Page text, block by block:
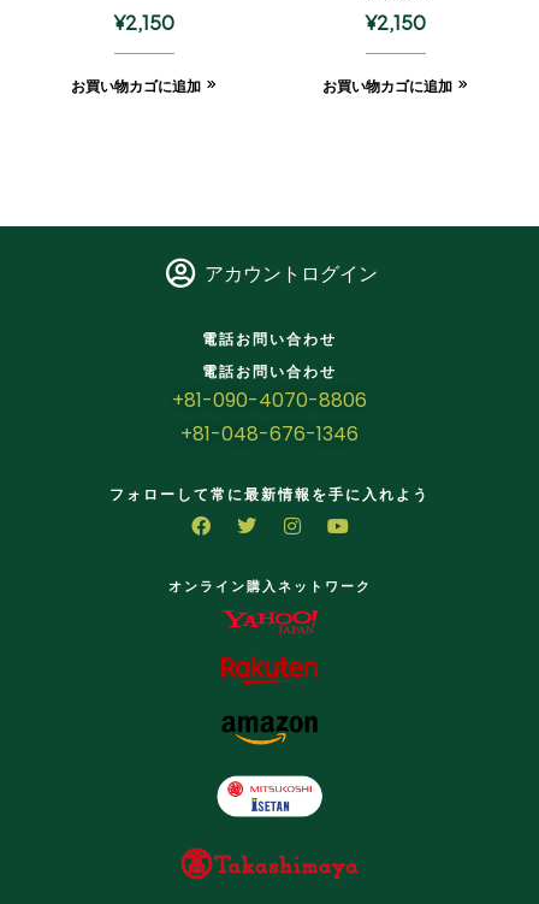
¥2,150
お買い物カゴに追加
¥2,150
お買い物カゴに追加
アカウントログイン
電話お問い合わせ
電話お問い合わせ
+81-090-4070-8806
+81-048-676-1346
フォローして常に最新情報を手に入れよう
オンライン購入ネットワーク